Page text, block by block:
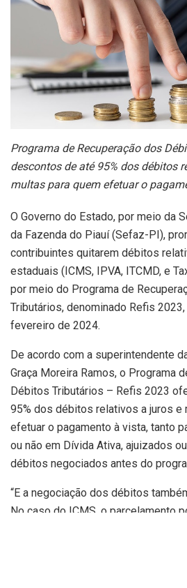
Programa de Recuperação dos
descontos de até 95% dos débitos
multas para quem efetuar o
O Governo do Estado, por meio da
da Fazenda do Piauí (Sefaz-PI),
contribuintes quitarem débitos
estaduais (ICMS, IPVA, ITCMD, e
por meio do Programa de
Tributários, denominado Refis
fevereiro de 2024.
De acordo com a superintendente
Graça Moreira Ramos, o Programa
Débitos Tributários – Refis 2023
95% dos débitos relativos a juros e
efetuar o pagamento à vista, tanto
ou não em Dívida Ativa, ajuizados
débitos negociados antes do
“E a negociação dos débitos
No caso do ICMS, o parcelamento